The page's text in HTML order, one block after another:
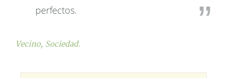
perfectos.
Vecino, Sociedad.